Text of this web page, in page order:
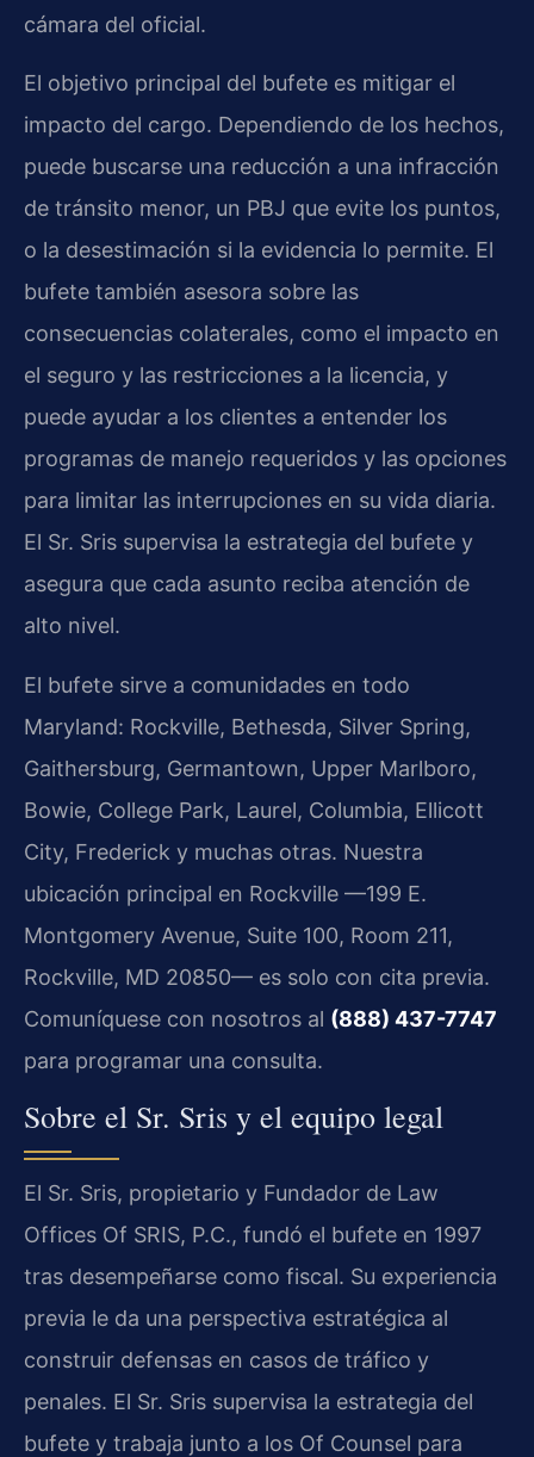
cámara del oficial.
El objetivo principal del bufete es mitigar el
impacto del cargo. Dependiendo de los hechos,
puede buscarse una reducción a una infracción
de tránsito menor, un PBJ que evite los puntos,
o la desestimación si la evidencia lo permite. El
bufete también asesora sobre las
consecuencias colaterales, como el impacto en
el seguro y las restricciones a la licencia, y
puede ayudar a los clientes a entender los
programas de manejo requeridos y las opciones
para limitar las interrupciones en su vida diaria.
El Sr. Sris supervisa la estrategia del bufete y
asegura que cada asunto reciba atención de
alto nivel.
El bufete sirve a comunidades en todo
Maryland: Rockville, Bethesda, Silver Spring,
Gaithersburg, Germantown, Upper Marlboro,
Bowie, College Park, Laurel, Columbia, Ellicott
City, Frederick y muchas otras. Nuestra
ubicación principal en Rockville —199 E.
Montgomery Avenue, Suite 100, Room 211,
Rockville, MD 20850— es solo con cita previa.
Comuníquese con nosotros al (888) 437-7747
para programar una consulta.
Sobre el Sr. Sris y el equipo legal
El Sr. Sris, propietario y Fundador de Law
Offices Of SRIS, P.C., fundó el bufete en 1997
tras desempeñarse como fiscal. Su experiencia
previa le da una perspectiva estratégica al
construir defensas en casos de tráfico y
penales. El Sr. Sris supervisa la estrategia del
bufete y trabaja junto a los Of Counsel para